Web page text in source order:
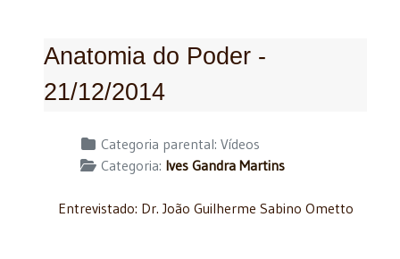
Anatomia do Poder -
21/12/2014
Detalhes Categoria parental: Vídeos
Categoria: Ives Gandra Martins
Entrevistado: Dr. João Guilherme Sabino Ometto